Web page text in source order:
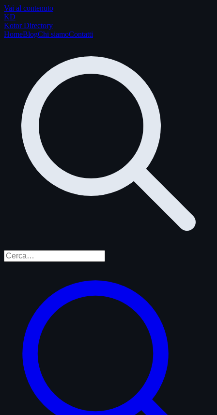
Vai al contenuto
KD
Kotor Directory
HomeBlogChi siamoContatti